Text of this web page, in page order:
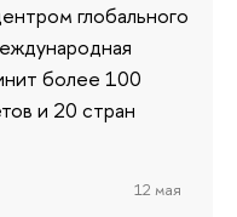
глобального
более 100
и 20 стран
12 мая